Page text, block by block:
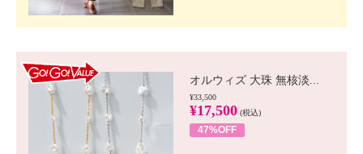
オルウィズ 大珠 無核淡...
¥33,500
¥17,500 (税込)
47%OFF